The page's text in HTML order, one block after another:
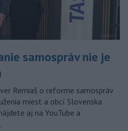
samospráv nie je
Remiaš o reforme samospráv
miest a obcí Slovenska
aj na YouTube a